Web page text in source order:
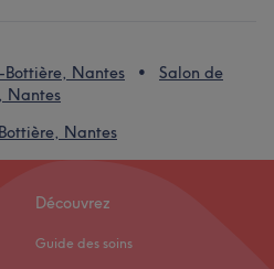
Nantes
Salon de
Nantes
Nantes
Découvrez
Guide des soins